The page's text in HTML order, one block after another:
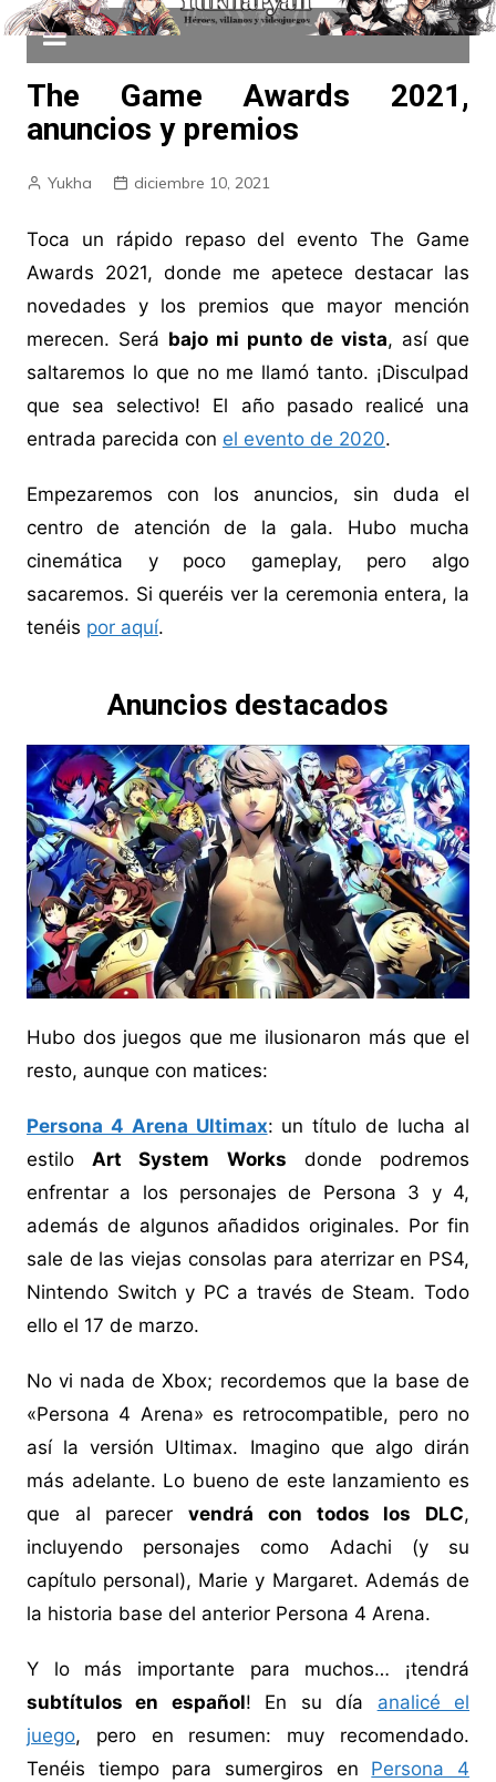
The Game Awards 2021,
anuncios y premios
Yukha diciembre 10, 2021
Toca un rápido repaso del evento The Game
Awards 2021, donde me apetece destacar las
novedades y los premios que mayor mención
merecen. Será bajo mi punto de vista, así que
saltaremos lo que no me llamó tanto. ¡Disculpad
que sea selectivo! El año pasado realicé una
entrada parecida con el evento de 2020.
Empezaremos con los anuncios, sin duda el
centro de atención de la gala. Hubo mucha
cinemática y poco gameplay, pero algo
sacaremos. Si queréis ver la ceremonia entera, la
tenéis por aquí.
Anuncios destacados
Hubo dos juegos que me ilusionaron más que el
resto, aunque con matices:
Persona 4 Arena Ultimax: un título de lucha al
estiloArt System Works donde podremos
enfrentar a los personajes de Persona 3 y 4,
además de algunos añadidos originales. Por fin
sale de las viejas consolas para aterrizar en PS4,
Nintendo Switch y PC a través de Steam. Todo
ello el 17 de marzo.
No vi nada de Xbox; recordemos que la base de
«Persona 4 Arena» es retrocompatible, pero no
así la versión Ultimax. Imagino que algo dirán
más adelante. Lo bueno de este lanzamiento es
que al parecervendrá con todos los DLC,
incluyendo personajes como Adachi (y su
capítulo personal), Marie y Margaret. Además de
la historia base del anterior Persona 4 Arena.
Y lo más importante para muchos… ¡tendrá
subtítulos en español! En su día analicé el
juego, pero en resumen: muy recomendado.
Tenéis tiempo para sumergiros en Persona 4